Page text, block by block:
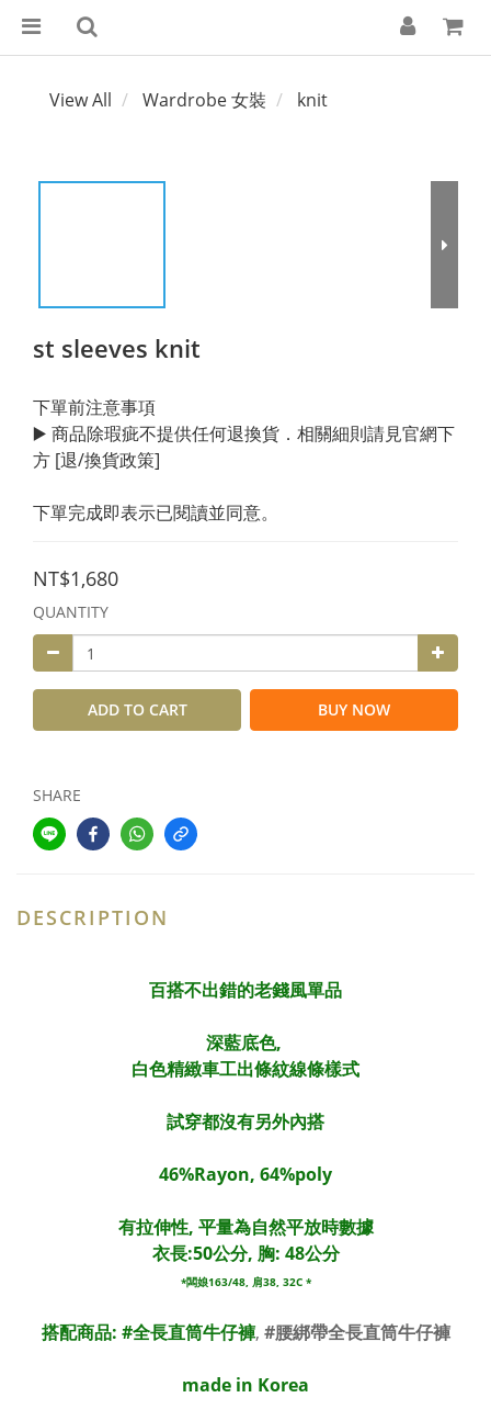
View All Wardrobe 女裝 knit
st sleeves knit
下單前注意事項
▶️ 商品除瑕疵不提供任何退換貨．相關細則請見官網下
方 [退/換貨政策]
下單完成即表示已閱讀並同意。
NT$1,680
QUANTITY
ADD TO CART BUY NOW
SHARE
DESCRIPTION
百搭不出錯的老錢風單品
深藍底色,
白色精緻車工出條紋線條樣式
試穿都沒有另外內搭
46%Rayon, 64%poly
有拉伸性, 平量為自然平放時數據
衣長:50公分, 胸: 48公分
*闆娘163/48, 肩38, 32C *
搭配商品: #全長直筒牛仔褲, #腰綁帶全長直筒牛仔褲
made in Korea